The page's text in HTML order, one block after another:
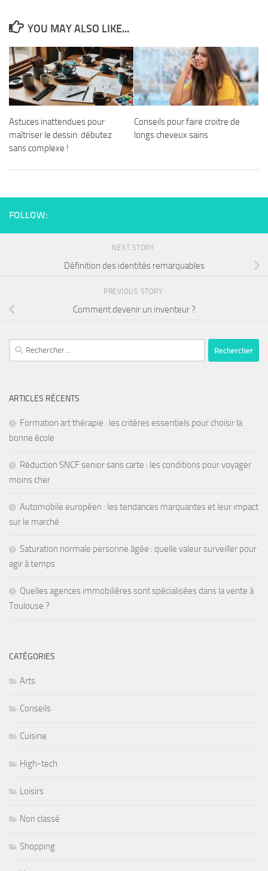
YOU MAY ALSO LIKE...
Astuces inattendues pour
maîtriser le dessin: débutez
sans complexe !
Conseils pour faire croitre de
longs cheveux sains
FOLLOW:
NEXT STORY
Définition des identités remarquables
PREVIOUS STORY
Comment devenir un inventeur ?
ARTICLES RÉCENTS
Formation art thérapie : les critères essentiels pour choisir la
bonne école
Réduction SNCF senior sans carte : les conditions pour voyager
moins cher
Automobile européen : les tendances marquantes et leur impact
sur le marché
Saturation normale personne âgée : quelle valeur surveiller pour
agir à temps
Quelles agences immobilières sont spécialisées dans la vente à
Toulouse ?
CATÉGORIES
Arts
Conseils
Cuisine
High-tech
Loisirs
Non classé
Shopping